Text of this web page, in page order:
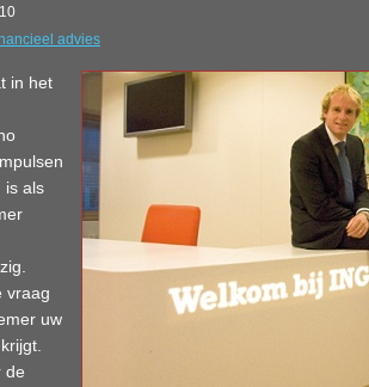
advies
in het
is als
vraag
uw
de